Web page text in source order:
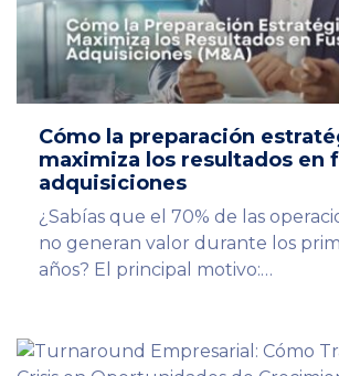
Cómo la preparación
maximiza los resultados en
adquisiciones
¿Sabías que el 70% de las
no generan valor durante los
años? El principal motivo:…